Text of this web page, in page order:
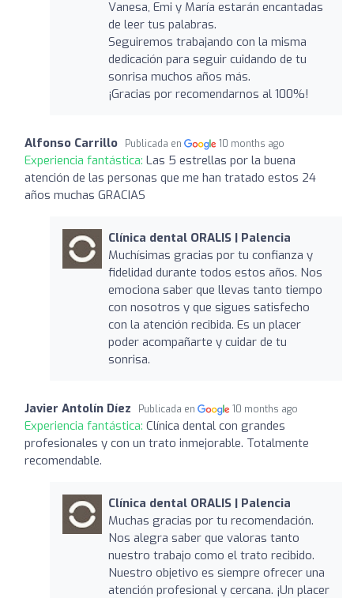
Vanesa, Emi y María estarán encantadas
de leer tus palabras.
Seguiremos trabajando con la misma
dedicación para seguir cuidando de tu
sonrisa muchos años más.
¡Gracias por recomendarnos al 100%!
Alfonso Carrillo Publicada en 10 months ago
Experiencia fantástica: Las 5 estrellas por la buena
atención de las personas que me han tratado estos 24
años muchas GRACIAS
Clínica dental ORALIS | Palencia
Muchísimas gracias por tu confianza y
fidelidad durante todos estos años. Nos
emociona saber que llevas tanto tiempo
con nosotros y que sigues satisfecho
con la atención recibida. Es un placer
poder acompañarte y cuidar de tu
sonrisa.
Javier Antolín Díez Publicada en 10 months ago
Experiencia fantástica: Clínica dental con grandes
profesionales y con un trato inmejorable. Totalmente
recomendable.
Clínica dental ORALIS | Palencia
Muchas gracias por tu recomendación.
Nos alegra saber que valoras tanto
nuestro trabajo como el trato recibido.
Nuestro objetivo es siempre ofrecer una
atención profesional y cercana. ¡Un placer